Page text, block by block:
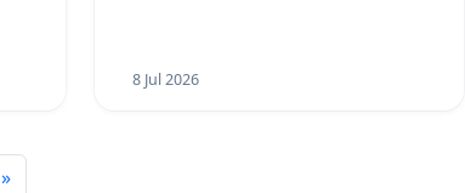
8 Jul 2026
»